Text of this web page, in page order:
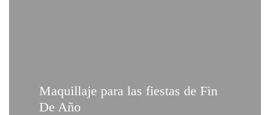
Maquillaje para las fiestas de Fin
De Año